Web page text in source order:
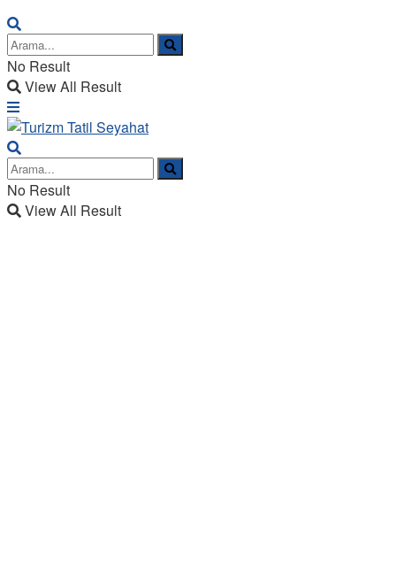
No Result
View All Result
No Result
View All Result